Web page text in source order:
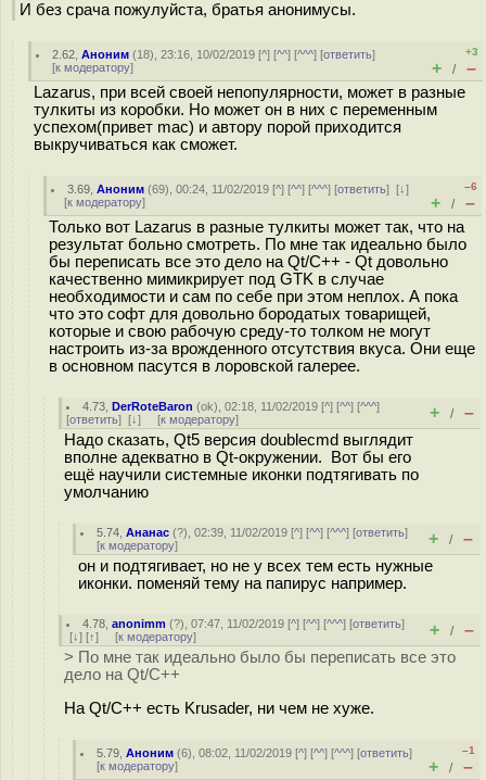
И без срача пожулуйста, братья анонимусы.
2.62 ,Аноним (18), 23:16, 10/02/2019 [^] [^^] [^^^] [ответить]
[к модератору]
+3
+ / –
Lazarus, при всей своей непопулярности, может в разные
тулкиты из коробки. Но может он в них с переменным
успехом(привет mac) и автору порой приходится
выкручиваться как сможет.
3.69 ,Аноним (69), 00:24, 11/02/2019 [^] [^^] [^^^] [ответить][↓]
[к модератору]
–6
+ / –
Только вот Lazarus в разные тулкиты может так, что на
результат больно смотреть. По мне так идеально было
бы переписать все это дело на Qt/C++ - Qt довольно
качественно мимикрирует под GTK в случае
необходимости и сам по себе при этом неплох. А пока
что это софт для довольно бородатых товарищей,
которые и свою рабочую среду-то толком не могут
настроить из-за врожденного отсутствия вкуса. Они еще
в основном пасутся в лоровской галерее.
4.73 ,DerRoteBaron (ok), 02:18, 11/02/2019 [^] [^^] [^^^]
[ответить] [↓] [к модератору] + / –
Надо сказать, Qt5 версия doublecmd выглядит
вполне адекватно в Qt-окружении. Вот бы его
ещё научили системные иконки подтягивать по
умолчанию
5.74 ,Ананас (?), 02:39, 11/02/2019 [^] [^^] [^^^] [ответить]
[к модератору] + / –
он и подтягивает, но не у всех тем есть нужные
иконки. поменяй тему на папирус например.
4.78 ,anonimm (?), 07:47, 11/02/2019 [^] [^^] [^^^] [ответить]
[↓] [↑] [к модератору] + / –
> По мне так идеально было бы переписать все это
дело на Qt/C++
На Qt/C++ есть Krusader, ни чем не хуже.
5.79 ,Аноним (6), 08:02, 11/02/2019 [^] [^^] [^^^] [ответить]
[к модератору]
–1
+ / –